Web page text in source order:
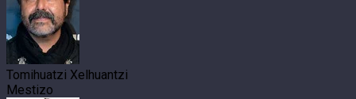
Tomihuatzi Xelhuantzi
Mestizo